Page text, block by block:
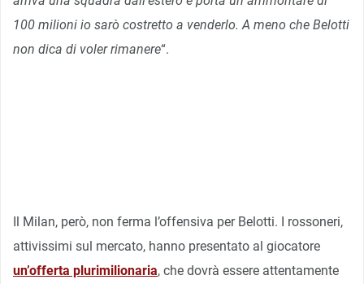
100 milioni io sarò costretto a venderlo. A meno che Belotti
non dica di voler rimanere“.
Il Milan, però, non ferma l’offensiva per Belotti. I rossoneri,
attivissimi sul mercato, hanno presentato al giocatore
un’offerta plurimilionaria, che dovrà essere attentamente